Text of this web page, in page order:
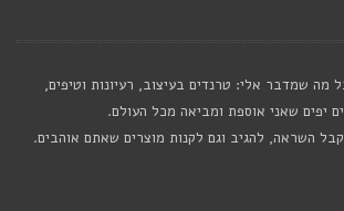
מה שמדבר אלי: טרנדים בעיצוב, רעיונות וטיפים,
יפים שאני אוספת ומביאה מכל העולם.
השראה, להגיב וגם לקנות מוצרים שאתם אוהבים.